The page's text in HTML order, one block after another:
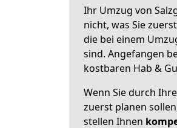
Ihr Umzug von
nicht, was Sie
die bei einem
sind. Angefangen
kostbaren Hab &
Wenn Sie durch
zuerst planen
stellen Ihnen